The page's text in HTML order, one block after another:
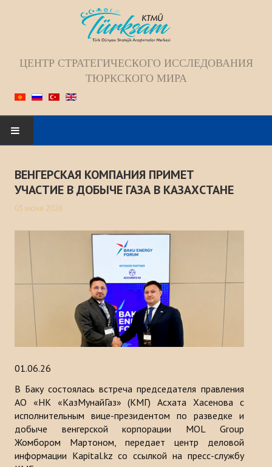
ЦЕНТР СТРАТЕГИЧЕСКОГО ИССЛЕДОВАНИЯ
ТЮРКСКОГО МИРА
ГЛАВНАЯ
О НАС
Коллектив
Видение; Миссия; Цель
История
МЕРОПРИЯТИЯ
НОВОСТИ
Кыргызстан
Турция
Узбекистан
ВЕНГЕРСКАЯ КОМПАНИЯ ПРИМЕТ
УЧАСТИЕ В ДОБЫЧЕ ГАЗА В КАЗАХСТАНЕ
03 июня 2026
01.06.26
В Баку состоялась встреча председателя правления
АО «НК «КазМунайГаз» (КМГ) Асхата Хасенова с
исполнительным вице-президентом по разведке и
добыче венгерской корпорации MOL Group
Жомбором Мартоном, передает центр деловой
информации Kapital.kz со ссылкой на пресс-службу